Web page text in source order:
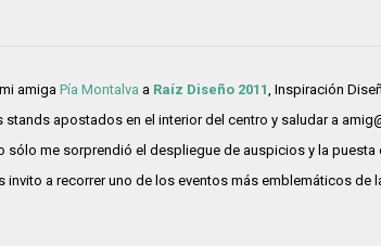
amiga Pía Montalva a Raíz Diseño 2011, Inspiración
apostados en el interior del centro y saludar a
sólo me sorprendió el despliegue de auspicios y la puesta
a recorrer uno de los eventos más emblemáticos de